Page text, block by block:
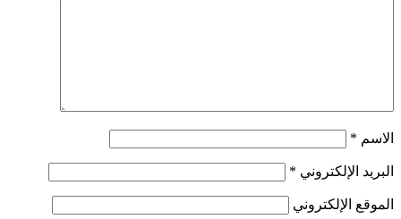
الاسم *
البريد الإلكتروني *
الموقع الإلكتروني